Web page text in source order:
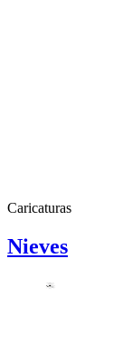
Caricaturas
Nieves